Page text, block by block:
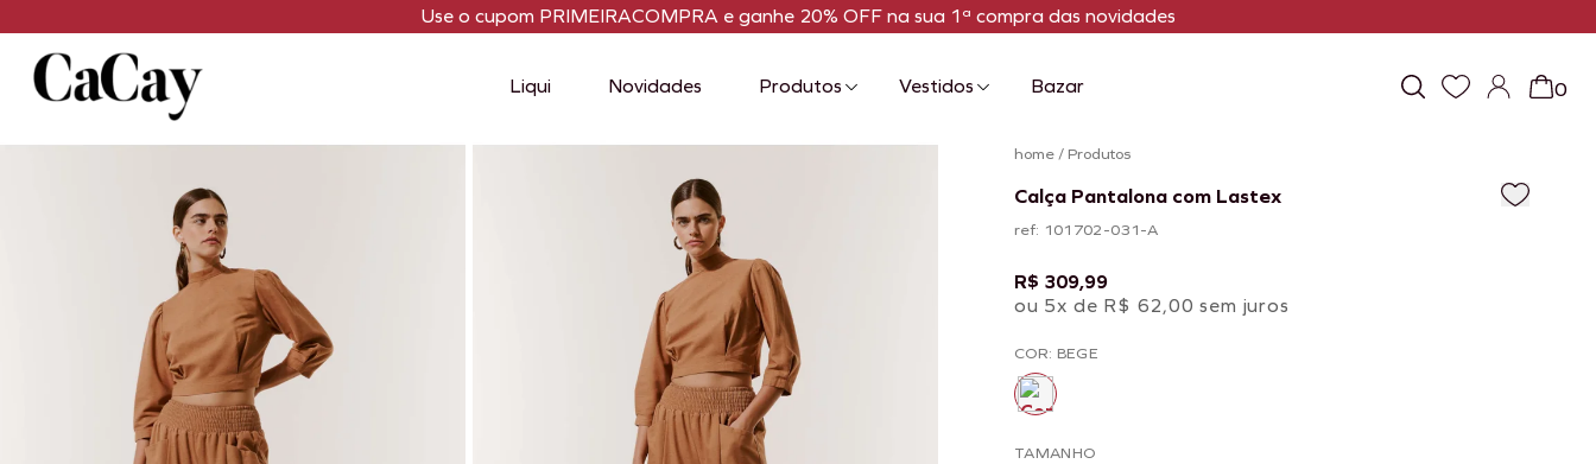
Use o cupom PRIMEIRACOMPRA e ganhe 20% OFF na sua 1ª compra das novidades
Liqui Novidades Produtos Vestidos Bazar 0
home/ Produtos
Calça Pantalona com Lastex
ref: 101702-031-A
R$ 309,99
ou 5x de R$ 62,00 sem juros
COR: BEGE
TAMANHO